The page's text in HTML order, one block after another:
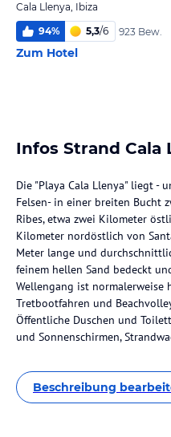
Cala Llenya, Ibiza
94% 5,3/6 923 Bew.
Zum Hotel
Infos Strand Cala
Die "Playa Cala Llenya" liegt -
Felsen- in einer breiten Bucht
Ribes, etwa zwei Kilometer
Kilometer nordöstlich von
Meter lange und
feinem hellen Sand bedeckt
Wellengang ist normalerweise
Tretbootfahren und
Öffentliche Duschen und
und Sonnenschirmen,
Beschreibung